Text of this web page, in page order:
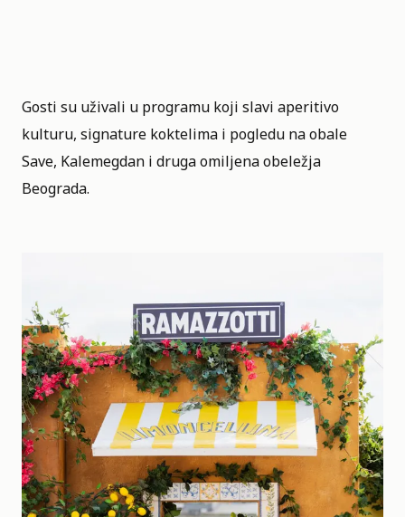
Gosti su uživali u programu koji slavi aperitivo
kulturu, signature koktelima i pogledu na obale
Save, Kalemegdan i druga omiljena obeležja
Beograda.